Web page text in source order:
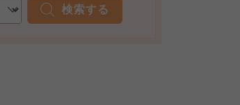
検索する